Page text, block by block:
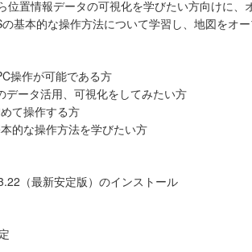
位置情報データの可視化を学びたい方向けに、
基本的な操作方法について学習し、地図をオ
操作が可能である方
データ活用、可視化をしてみたい方
て操作する方
的な操作方法を学びたい方
（最新安定版）のインストール